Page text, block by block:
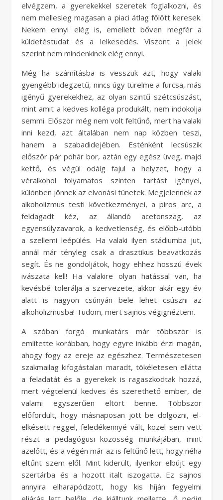
elvégzem, a gyerekekkel szeretek foglalkozni, és
nem mellesleg magasan a piaci átlag fölött keresek.
Nekem ennyi elég is, emellett bőven megfér a
küldetéstudat és a lelkesedés. Viszont a jelek
szerint nem mindenkinek elég ennyi.
Még ha számításba is vesszük azt, hogy valaki
gyengébb idegzetű, nincs úgy türelme a furcsa, más
igényű gyerekekhez, az olyan szintű szétcsúszást,
mint amit a kedves kolléga produkált, nem indokolja
semmi. Először még nem volt feltűnő, mert ha valaki
inni kezd, azt általában nem nap közben teszi,
hanem a szabadidejében. Esténként lecsúszik
először pár pohár bor, aztán egy egész üveg, majd
kettő, és végül odáig fajul a helyzet, hogy a
véralkohol folyamatos szinten tartást igényel,
különben jönnek az elvonási tünetek. Megjelennek az
alkoholizmus testi következményei, a piros arc, a
feldagadt kéz, az állandó acetonszag, az
egyensúlyzavarok, a kedvetlenség, és előbb-utóbb
a szellemi leépülés. Ha valaki ilyen stádiumba jut,
annál már tényleg csak a drasztikus beavatkozás
segít. És ne gondoljátok, hogy ehhez hosszú évek
ivászata kell! Ha valakire olyan hatással van, ha
kevésbé tolerálja a szervezete, akkor akár egy év
alatt is nagyon csúnyán bele lehet csúszni az
alkoholizmusba! Tudom, mert sajnos végignéztem.
A szóban forgó munkatárs már többször is
említette korábban, hogy egyre inkább érzi magán,
ahogy fogy az ereje az egészhez. Természetesen
szakmailag kifogástalan maradt, tökéletesen ellátta
a feladatát és a gyerekek is ragaszkodtak hozzá,
mert végtelenül kedves és szerethető ember, de
valami egyszerűen eltört benne. Többször
előfordult, hogy másnaposan jött be dolgozni, el-
elkésett reggel, feledékennyé vált, közel sem vett
részt a pedagógusi közösség munkájában, mint
azelőtt, és a végén már az is feltűnő lett, hogy néha
eltűnt szem elől. Mint kiderült, ilyenkor elbújt egy
szertárba és a hozott italt iszogatta. Ez sajnos
annyira elharapódzott, hogy kis híján fegyelmi